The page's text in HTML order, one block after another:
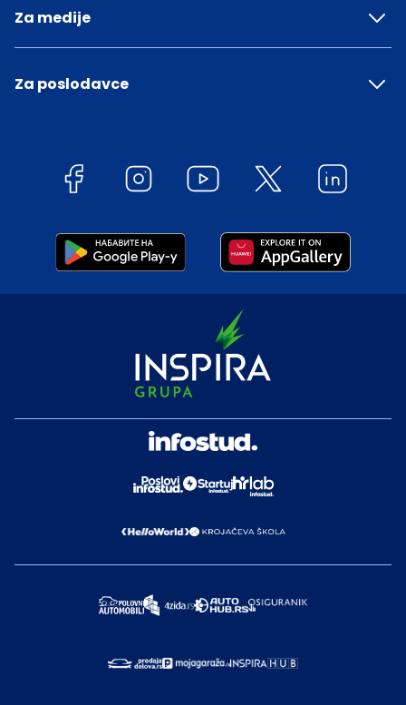
Za medije
Za poslodavce